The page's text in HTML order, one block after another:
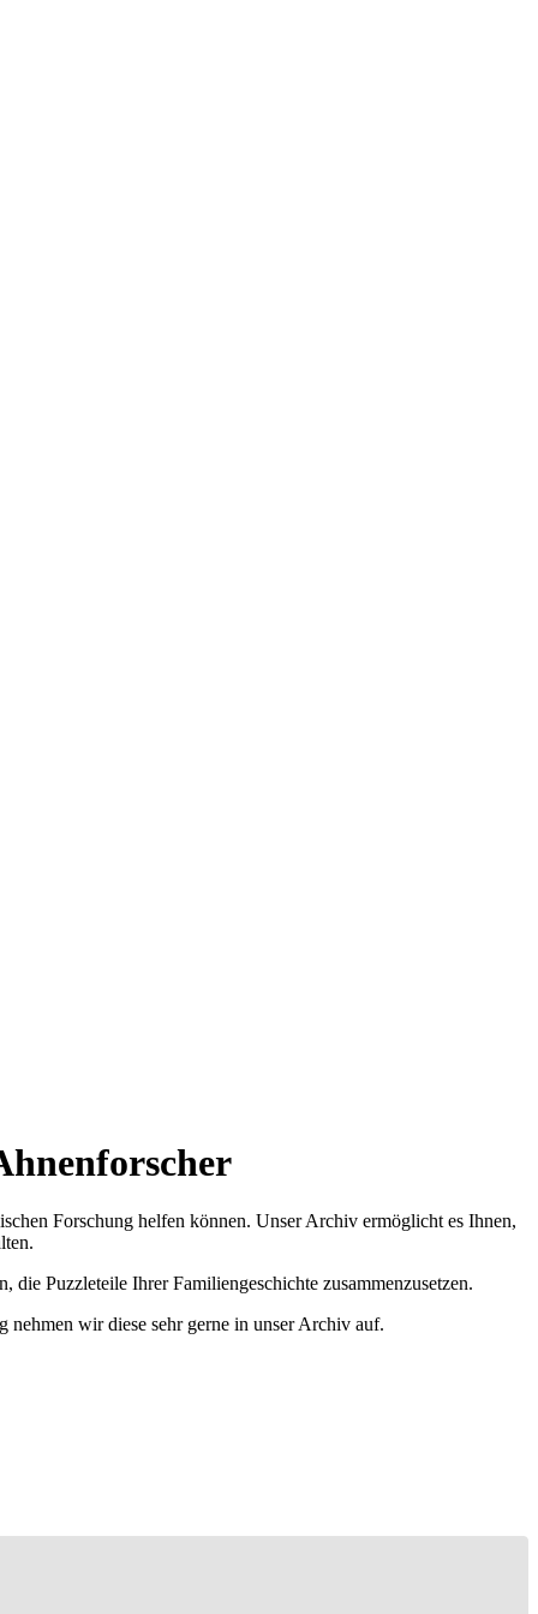
Forschung helfen können. Unser Archiv ermöglicht es Ihnen,
Puzzleteile Ihrer Familiengeschichte zusammenzusetzen.
nehmen wir diese sehr gerne in unser Archiv auf.